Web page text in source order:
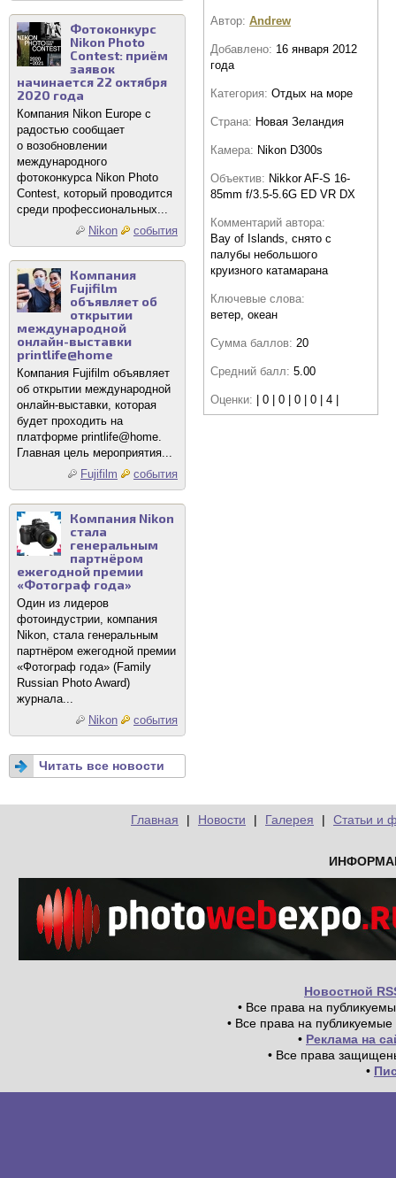
Фотоконкурс
Nikon Photo
Contest: приём
заявок
начинается 22 октября
2020 года
Компания Nikon Europe с
радостью сообщает
о возобновлении
международного
фотоконкурса Nikon Photo
Contest, который проводится
среди профессиональных...
Nikon
события
Компания
Fujifilm
объявляет об
открытии
международной
онлайн-выставки
printlife@home
Компания Fujifilm объявляет
об открытии международной
онлайн-выставки, которая
будет проходить на
платформе printlife@home.
Главная цель мероприятия...
Fujifilm
события
Компания Nikon
стала
генеральным
партнёром
ежегодной премии
«Фотограф года»
Один из лидеров
фотоиндустрии, компания
Nikon, стала генеральным
партнёром ежегодной премии
«Фотограф года» (Family
Russian Photo Award)
журнала...
Nikon
события
Читать все новости
Автор: Andrew
Добавлено: 16 января 2012
года
Категория: Отдых на море
Страна: Новая Зеландия
Камера: Nikon D300s
Объектив: Nikkor AF-S 16-
85mm f/3.5-5.6G ED VR DX
Комментарий автора:
Bay of Islands, снято с
палубы небольшого
круизного катамарана
Ключевые слова:
ветер, океан
Сумма баллов: 20
Средний балл: 5.00
Оценки: | 0 | 0 | 0 | 0 | 4 |
Главная | Новости | Галерея | Статьи и
Новостной
• Все права на
• Все права на
• Реклама на
• Все права
•